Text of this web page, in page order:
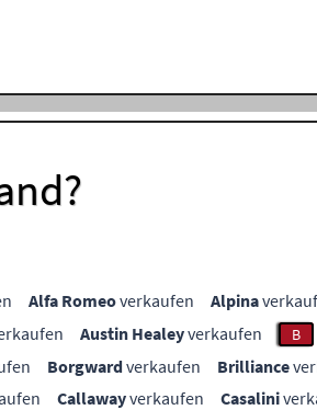
Alfa Romeoverkaufen Alpina
Austin Healeyverkaufen B
Borgwardverkaufen Brilliance
Callawayverkaufen Casalini